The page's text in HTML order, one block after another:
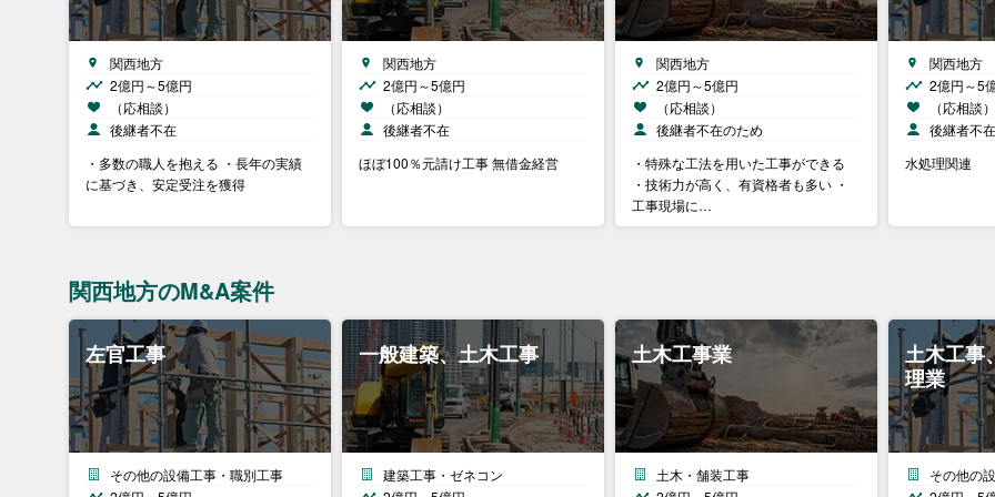
関西地方
2億円～5億円
（応相談）
後継者不在
・多数の職人を抱える ・長年の実績
に基づき、安定受注を獲得
関西地方
2億円～5億円
（応相談）
後継者不在
ほぼ100％元請け工事 無借金経営
関西地方
2億円～5億円
（応相談）
後継者不在のため
・特殊な工法を用いた工事ができる
・技術力が高く、有資格者も多い ・
工事現場に…
関西地方
2億円～5
（応相談）
後継者不在
水処理関連
関西地方のM&A案件
左官工事
その他の設備工事・職別工事
一般建築、土木工事
建築工事・ゼネコン
土木工事業
土木・舗装工事
土木工事
理業
その他の